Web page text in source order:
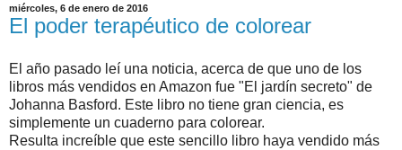
miércoles, 6 de enero de 2016
El poder terapéutico de colorear
El año pasado leí una noticia, acerca de que uno de los
libros más vendidos en Amazon fue "El jardín secreto" de
Johanna Basford. Este libro no tiene gran ciencia, es
simplemente un cuaderno para colorear.
Resulta increíble que este sencillo libro haya vendido más